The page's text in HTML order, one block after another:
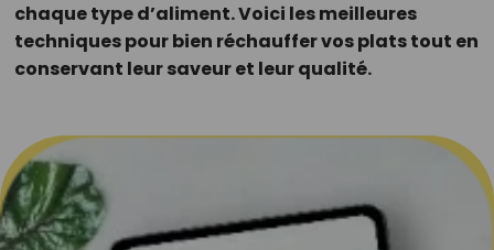
chaque type d’aliment. Voici les meilleures
techniques pour bien réchauffer vos plats tout en
conservant leur saveur et leur qualité.